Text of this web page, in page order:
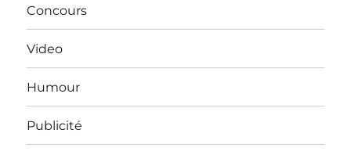
Concours
Video
Humour
Publicité